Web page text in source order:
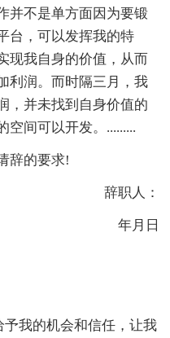
并不是单方面因为要锻
台，可以发挥我的特
现我自身的价值，从而
利润。而时隔三月，我
，并未找到自身价值的
空间可以开发。.........
辞的要求!
辞职人：
年月日
我的机会和信任，让我